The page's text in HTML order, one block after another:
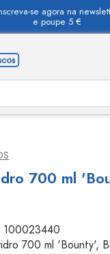
se agora na
e poupe 5 €
700 ml
100023440